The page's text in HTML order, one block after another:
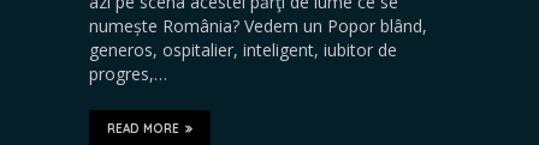
numește România? Vedem un Popor blând,
generos, ospitalier, inteligent, iubitor de
progres,…
READ MORE